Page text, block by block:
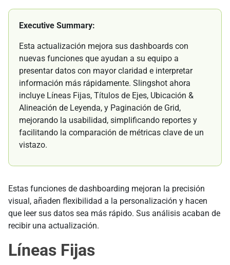
Executive Summary:
Esta actualización mejora sus dashboards con
nuevas funciones que ayudan a su equipo a
presentar datos con mayor claridad e interpretar
información más rápidamente. Slingshot ahora
incluye Líneas Fijas, Títulos de Ejes, Ubicación &
Alineación de Leyenda, y Paginación de Grid,
mejorando la usabilidad, simplificando reportes y
facilitando la comparación de métricas clave de un
vistazo.
Estas funciones de dashboarding mejoran la precisión
visual, añaden flexibilidad a la personalización y hacen
que leer sus datos sea más rápido. Sus análisis acaban de
recibir una actualización.
Líneas Fijas